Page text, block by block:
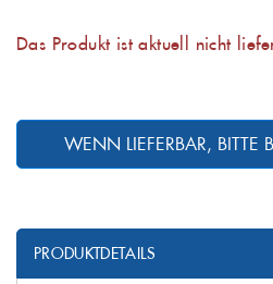
PRODUKTDETAILS
Das Produkt ist aktuell nicht
WENN LIEFERBAR, BITTE